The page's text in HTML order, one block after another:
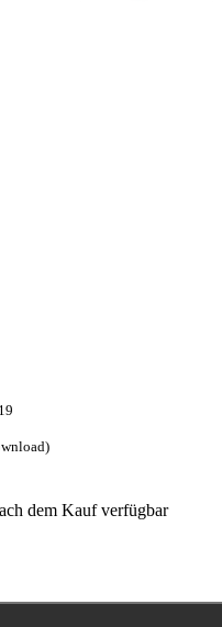
dem Kauf verfügbar